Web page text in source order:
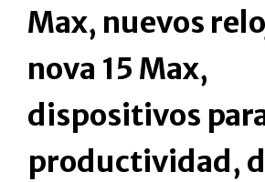
Max, nuevos
nova 15 Max,
dispositivos
productividad,